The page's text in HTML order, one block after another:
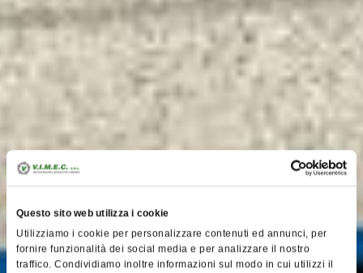
Questo sito web utilizza i cookie
Utilizziamo i cookie per personalizzare contenuti ed annunci, per
fornire funzionalità dei social media e per analizzare il nostro
traffico. Condividiamo inoltre informazioni sul modo in cui utilizzi il